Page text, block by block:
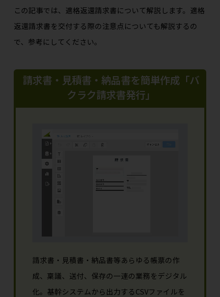
この記事では、適格返還請求書について解説します。適格
返還請求書を交付する際の注意点についても解説するの
で、参考にしてください。
請求書・見積書・納品書を簡単作成「バ
クラク請求書発行」
請求書・見積書・納品書等あらゆる帳票の作
成、稟議、送付、保存の一連の業務をデジタル
化。基幹システムから出力するCSVファイルを